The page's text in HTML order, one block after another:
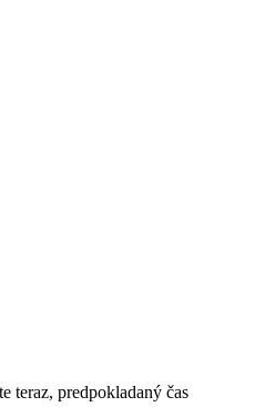
teraz, predpokladaný čas